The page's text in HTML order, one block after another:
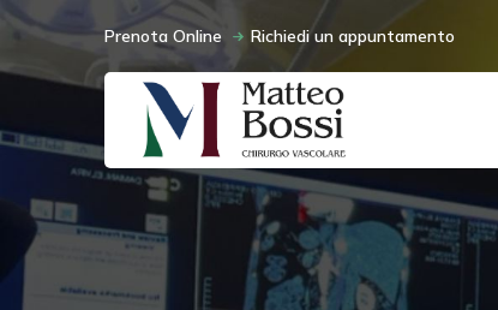
Skip
content
Prenota Online Richiedi un appuntamento